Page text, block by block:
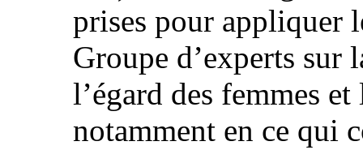
prises pour appliquer
Groupe d’experts sur
l’égard des femmes
notamment en ce qui